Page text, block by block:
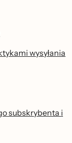
wysyłania
subskrybenta i